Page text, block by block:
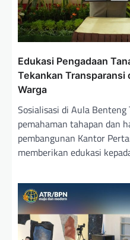
Edukasi Pengadaan
Tekankan Transparansi
Warga
Sosialisasi di Aula
pemahaman tahapan dan
pembangunan Kantor
memberikan edukasi